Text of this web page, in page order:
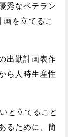
秀なベテラン
を立てるこ
出勤計画表作
ら人時生産性
と立てること
るために、簡